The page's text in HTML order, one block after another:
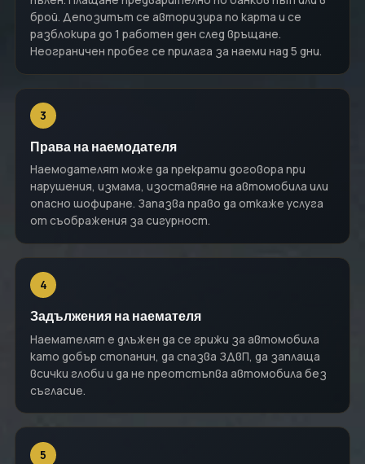
брой. Депозитът се авторизира по карта и се
разблокира до 1 работен ден след връщане.
Неограничен пробег се прилага за наеми над 5 дни.
3
Права на наемодателя
Наемодателят може да прекрати договора при
нарушения, измама, изоставяне на автомобила или
опасно шофиране. Запазва право да откаже услуга
от съображения за сигурност.
4
Задължения на наемателя
Наемателят е длъжен да се грижи за автомобила
като добър стопанин, да спазва ЗДвП, да заплаща
всички глоби и да не преотстъпва автомобила без
съгласие.
5